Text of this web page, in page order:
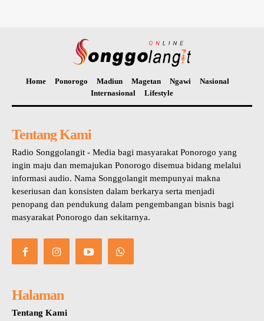
Home Ponorogo Madiun Magetan Ngawi
Nasional
Internasional
Lifestyle
Tentang Kami
Radio Songgolangit - Media bagi masyarakat Ponorogo yang
ingin maju dan memajukan Ponorogo disemua bidang melalui
informasi audio. Nama Songgolangit mempunyai makna
keseriusan dan konsisten dalam berkarya serta menjadi
penopang dan pendukung dalam pengembangan bisnis bagi
masyarakat Ponorogo dan sekitarnya.
Halaman
Tentang Kami